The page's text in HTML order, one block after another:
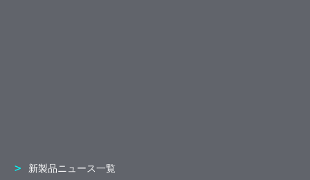
新製品ニュース一覧